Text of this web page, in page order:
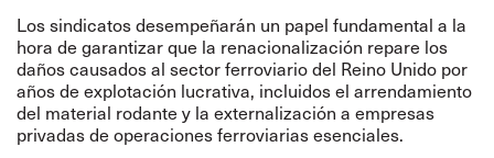
Los sindicatos desempeñarán un papel fundamental a la
hora de garantizar que la renacionalización repare los
daños causados al sector ferroviario del Reino Unido por
años de explotación lucrativa, incluidos el arrendamiento
del material rodante y la externalización a empresas
privadas de operaciones ferroviarias esenciales.